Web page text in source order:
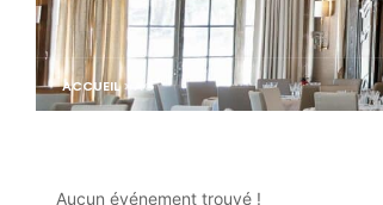
ACCUEIL> AG
Aucun événement trouvé !